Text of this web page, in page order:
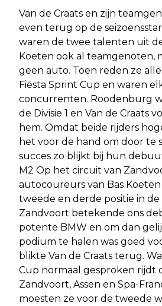
Van de Craats en zijn
even terug op de
waren de twee talenten uit
Koeten ook al teamgenoten,
geen auto. Toen reden ze
Fiësta Sprint Cup en waren
concurrenten. Roodenburg
de Divisie 1 en Van de Craats
hem. Omdat beide rijders
het voor de hand om door te
succes zo blijkt bij hun
M2 Op het circuit van
autocoureurs van Bas
tweede en derde positie in de
Zandvoort betekende ons
potente BMW en om dan
podium te halen was goed
blikte Van de Craats terug.
Cup normaal gesproken rijdt
Zandvoort, Assen en Spa-
moesten ze voor de tweede